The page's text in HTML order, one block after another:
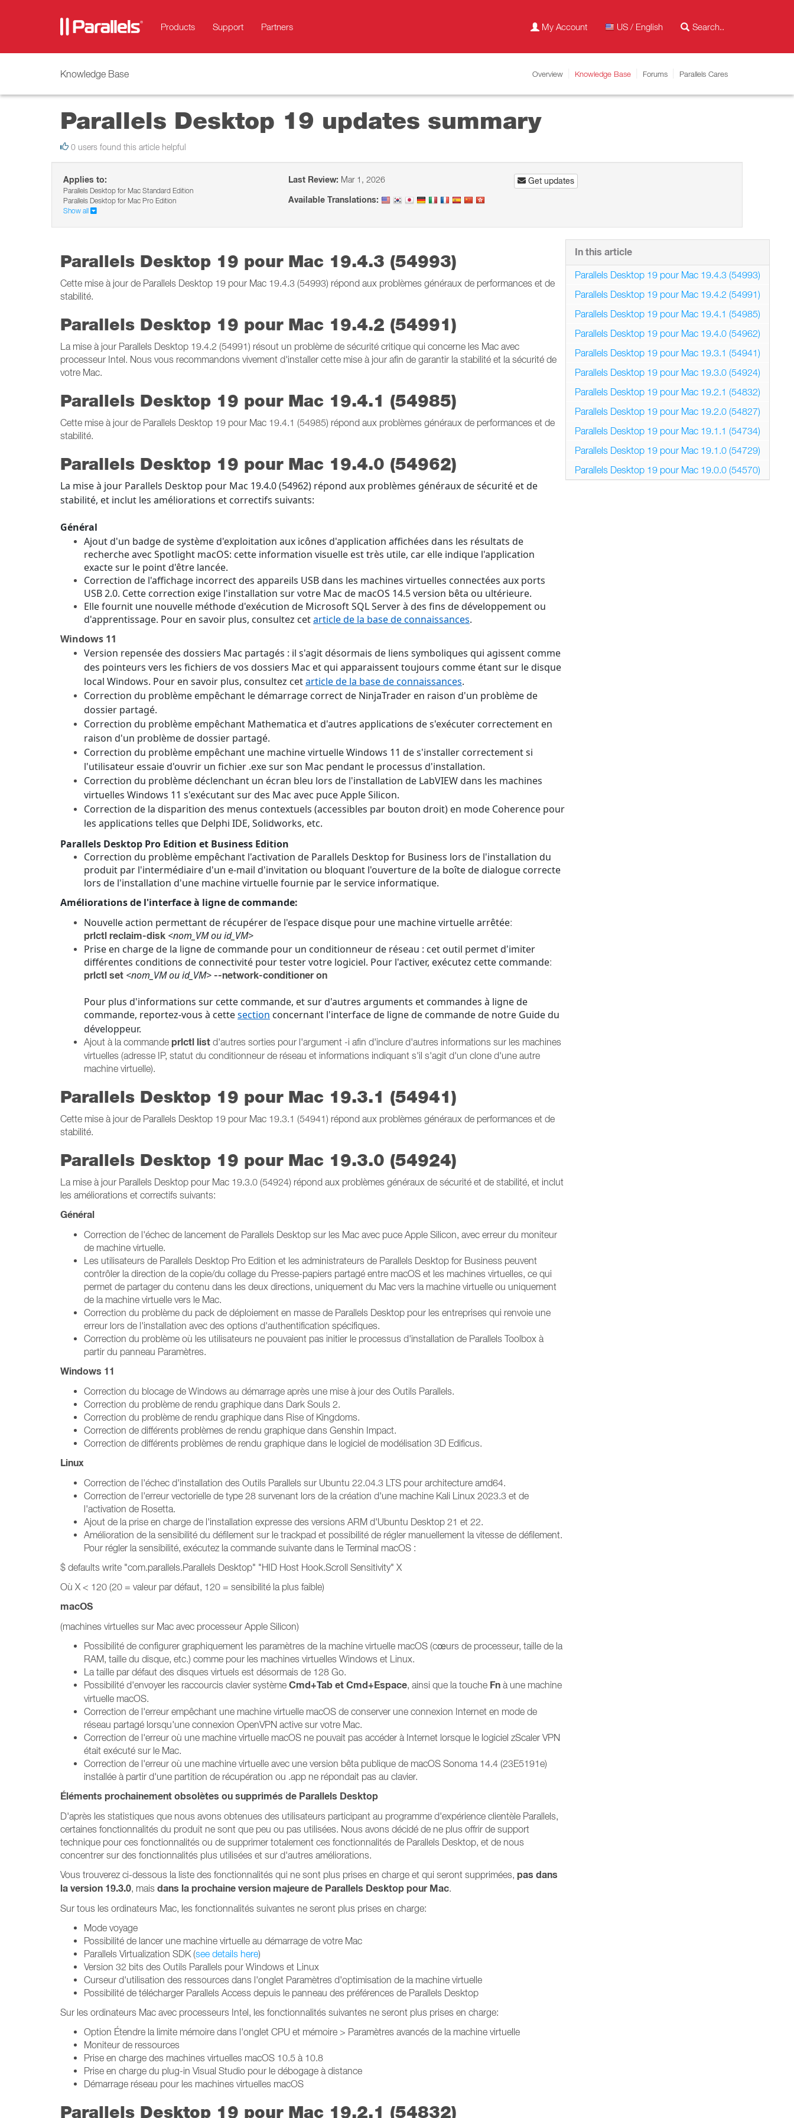
Products Support Partners My Account US / English
Knowledge Base Overview Knowledge Base Forums Parallels Cares
Parallels Desktop 19 updates summary
0 users found this article helpful
Applies to:
Parallels Desktop for Mac Standard Edition
Parallels Desktop for Mac Pro Edition
Show all
Last Review: Mar 1, 2026
Available Translations:
Get updates
Parallels Desktop 19 pour Mac 19.4.3 (54993)
Cette mise à jour de Parallels Desktop 19 pour Mac 19.4.3 (54993) répond aux problèmes généraux de performances et de
stabilité.
Parallels Desktop 19 pour Mac 19.4.2 (54991)
La mise à jour Parallels Desktop 19.4.2 (54991) résout un problème de sécurité critique qui concerne les Mac avec
processeur Intel. Nous vous recommandons vivement d'installer cette mise à jour afin de garantir la stabilité et la sécurité de
votre Mac.
Parallels Desktop 19 pour Mac 19.4.1 (54985)
Cette mise à jour de Parallels Desktop 19 pour Mac 19.4.1 (54985) répond aux problèmes généraux de performances et de
stabilité.
Parallels Desktop 19 pour Mac 19.4.0 (54962)
La mise à jour Parallels Desktop pour Mac 19.4.0 (54962) répond aux problèmes généraux de sécurité et de
stabilité, et inclut les améliorations et correctifs suivants:
Général
Ajout d'un badge de système d'exploitation aux icônes d'application affichées dans les résultats de
recherche avec Spotlight macOS: cette information visuelle est très utile, car elle indique l'application
exacte sur le point d'être lancée.
Correction de l'affichage incorrect des appareils USB dans les machines virtuelles connectées aux ports
USB 2.0. Cette correction exige l'installation sur votre Mac de macOS 14.5 version bêta ou ultérieure.
Elle fournit une nouvelle méthode d'exécution de Microsoft SQL Server à des fins de développement ou
d'apprentissage. Pour en savoir plus, consultez cetarticle de la base de connaissances.
Windows 11
Version repensée des dossiers Mac partagés : il s'agit désormais de liens symboliques qui agissent comme
des pointeurs vers les fichiers de vos dossiers Mac et qui apparaissent toujours comme étant sur le disque
local Windows. Pour en savoir plus, consultez cetarticle de la base de connaissances.
Correction du problème empêchant le démarrage correct de NinjaTrader en raison d'un problème de
dossier partagé.
Correction du problème empêchant Mathematica et d'autres applications de s'exécuter correctement en
raison d'un problème de dossier partagé.
Correction du problème empêchant une machine virtuelle Windows 11 de s'installer correctement si
l'utilisateur essaie d'ouvrir un fichier .exe sur son Mac pendant le processus d'installation.
Correction du problème déclenchant un écran bleu lors de l'installation de LabVIEW dans les machines
virtuelles Windows 11 s'exécutant sur des Mac avec puce Apple Silicon.
Correction de la disparition des menus contextuels (accessibles par bouton droit) en mode Coherence pour
les applications telles que Delphi IDE, Solidworks, etc.
Parallels Desktop Pro Edition et Business Edition
Correction du problème empêchant l'activation de Parallels Desktop for Business lors de l'installation du
produit par l'intermédiaire d'un e-mail d'invitation ou bloquant l'ouverture de la boîte de dialogue correcte
lors de l'installation d'une machine virtuelle fournie par le service informatique.
Améliorations de l'interface à ligne de commande:
Nouvelle action permettant de récupérer de l'espace disque pour une machine virtuelle arrêtée:
prlctl reclaim-disk <nom_VM ou id_VM>
Prise en charge de la ligne de commande pour un conditionneur de réseau : cet outil permet d'imiter
différentes conditions de connectivité pour tester votre logiciel. Pour l'activer, exécutez cette commande:
prlctl set <nom_VM ou id_VM>--network-conditioner on
Pour plus d'informations sur cette commande, et sur d'autres arguments et commandes à ligne de
commande, reportez-vous à cettesection concernant l'interface de ligne de commande de notre Guide du
développeur.
Ajout à la commande prlctl list d'autres sorties pour l'argument -i afin d'inclure d'autres informations sur les machines
virtuelles (adresse IP, statut du conditionneur de réseau et informations indiquant s'il s'agit d'un clone d'une autre
machine virtuelle).
Parallels Desktop 19 pour Mac 19.3.1 (54941)
Cette mise à jour de Parallels Desktop 19 pour Mac 19.3.1 (54941) répond aux problèmes généraux de performances et de
stabilité.
Parallels Desktop 19 pour Mac 19.3.0 (54924)
La mise à jour Parallels Desktop pour Mac 19.3.0 (54924) répond aux problèmes généraux de sécurité et de stabilité, et inclut
les améliorations et correctifs suivants:
Général
Correction de l'échec de lancement de Parallels Desktop sur les Mac avec puce Apple Silicon, avec erreur du moniteur
de machine virtuelle.
Les utilisateurs de Parallels Desktop Pro Edition et les administrateurs de Parallels Desktop for Business peuvent
contrôler la direction de la copie/du collage du Presse-papiers partagé entre macOS et les machines virtuelles, ce qui
permet de partager du contenu dans les deux directions, uniquement du Mac vers la machine virtuelle ou uniquement
de la machine virtuelle vers le Mac.
Correction du problème du pack de déploiement en masse de Parallels Desktop pour les entreprises qui renvoie une
erreur lors de l'installation avec des options d'authentification spécifiques.
Correction du problème où les utilisateurs ne pouvaient pas initier le processus d'installation de Parallels Toolbox à
partir du panneau Paramètres.
Windows 11
Correction du blocage de Windows au démarrage après une mise à jour des Outils Parallels.
Correction du problème de rendu graphique dans Dark Souls 2.
Correction du problème de rendu graphique dans Rise of Kingdoms.
Correction de différents problèmes de rendu graphique dans Genshin Impact.
Correction de différents problèmes de rendu graphique dans le logiciel de modélisation 3D Edificus.
Linux
Correction de l'échec d'installation des Outils Parallels sur Ubuntu 22.04.3 LTS pour architecture amd64.
Correction de l'erreur vectorielle de type 28 survenant lors de la création d'une machine Kali Linux 2023.3 et de
l'activation de Rosetta.
Ajout de la prise en charge de l'installation expresse des versions ARM d'Ubuntu Desktop 21 et 22.
Amélioration de la sensibilité du défilement sur le trackpad et possibilité de régler manuellement la vitesse de défilement.
Pour régler la sensibilité, exécutez la commande suivante dans le Terminal macOS :
$ defaults write "com.parallels.Parallels Desktop" "HID Host Hook.Scroll Sensitivity" X
Où X < 120 (20 = valeur par défaut, 120 = sensibilité la plus faible)
macOS
(machines virtuelles sur Mac avec processeur Apple Silicon)
Possibilité de configurer graphiquement les paramètres de la machine virtuelle macOS (cœurs de processeur, taille de la
RAM, taille du disque, etc.) comme pour les machines virtuelles Windows et Linux.
La taille par défaut des disques virtuels est désormais de 128 Go.
Possibilité d'envoyer les raccourcis clavier système Cmd+Tab et Cmd+Espace, ainsi que la touche Fn à une machine
virtuelle macOS.
Correction de l'erreur empêchant une machine virtuelle macOS de conserver une connexion Internet en mode de
réseau partagé lorsqu'une connexion OpenVPN active sur votre Mac.
Correction de l'erreur où une machine virtuelle macOS ne pouvait pas accéder à Internet lorsque le logiciel zScaler VPN
était exécuté sur le Mac.
Correction de l'erreur où une machine virtuelle avec une version bêta publique de macOS Sonoma 14.4 (23E5191e)
installée à partir d'une partition de récupération ou .app ne répondait pas au clavier.
Éléments prochainement obsolètes ou supprimés de Parallels Desktop
D'après les statistiques que nous avons obtenues des utilisateurs participant au programme d'expérience clientèle Parallels,
certaines fonctionnalités du produit ne sont que peu ou pas utilisées. Nous avons décidé de ne plus offrir de support
technique pour ces fonctionnalités ou de supprimer totalement ces fonctionnalités de Parallels Desktop, et de nous
concentrer sur des fonctionnalités plus utilisées et sur d'autres améliorations.
Vous trouverez ci-dessous la liste des fonctionnalités qui ne sont plus prises en charge et qui seront supprimées, pas dans
la version 19.3.0, mais dans la prochaine version majeure de Parallels Desktop pour Mac.
Sur tous les ordinateurs Mac, les fonctionnalités suivantes ne seront plus prises en charge:
Mode voyage
Possibilité de lancer une machine virtuelle au démarrage de votre Mac
Parallels Virtualization SDK (see details here)
Version 32 bits des Outils Parallels pour Windows et Linux
Curseur d'utilisation des ressources dans l'onglet Paramètres d'optimisation de la machine virtuelle
Possibilité de télécharger Parallels Access depuis le panneau des préférences de Parallels Desktop
Sur les ordinateurs Mac avec processeurs Intel, les fonctionnalités suivantes ne seront plus prises en charge:
Option Étendre la limite mémoire dans l'onglet CPU et mémoire > Paramètres avancés de la machine virtuelle
Moniteur de ressources
Prise en charge des machines virtuelles macOS 10.5 à 10.8
Prise en charge du plug-in Visual Studio pour le débogage à distance
Démarrage réseau pour les machines virtuelles macOS
Parallels Desktop 19 pour Mac 19.2.1 (54832)
In this article
Parallels Desktop 19 pour Mac 19.4.3 (54993)
Parallels Desktop 19 pour Mac 19.4.2 (54991)
Parallels Desktop 19 pour Mac 19.4.1 (54985)
Parallels Desktop 19 pour Mac 19.4.0 (54962)
Parallels Desktop 19 pour Mac 19.3.1 (54941)
Parallels Desktop 19 pour Mac 19.3.0 (54924)
Parallels Desktop 19 pour Mac 19.2.1 (54832)
Parallels Desktop 19 pour Mac 19.2.0 (54827)
Parallels Desktop 19 pour Mac 19.1.1 (54734)
Parallels Desktop 19 pour Mac 19.1.0 (54729)
Parallels Desktop 19 pour Mac 19.0.0 (54570)